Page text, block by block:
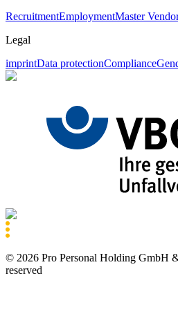
RecruitmentEmploymentMaster
Legal
imprintData protectionCompliance
© 2026 Pro Personal Holding GmbH
reserved